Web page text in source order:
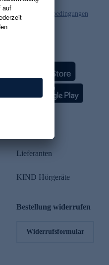
und die Gutscheinbedingungen
Lieferanten
KIND Hörgeräte
Bestellung widerrufen
Widerrufsformular